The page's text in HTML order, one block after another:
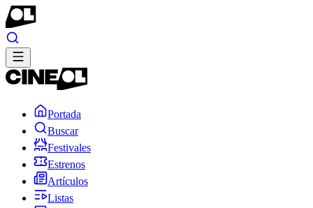
Portada
Buscar
Festivales
Estrenos
Artículos
Listas